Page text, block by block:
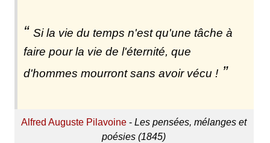
Si la vie du temps n'est qu'une tâche à
faire pour la vie de l'éternité, que
d'hommes mourront sans avoir vécu !
Alfred Auguste Pilavoine -Les pensées, mélanges et
poésies (1845)